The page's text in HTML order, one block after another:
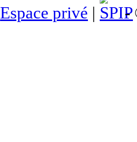
Espace privé |
-